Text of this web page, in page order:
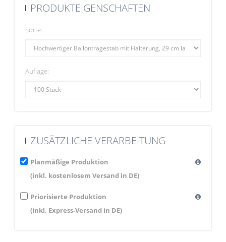
PRODUKTEIGENSCHAFTEN
Sorte:
Auflage:
ZUSÄTZLICHE VERARBEITUNG
Planmäßige Produktion
(inkl. kostenlosem Versand in DE)
Priorisierte Produktion
(inkl. Express-Versand in DE)